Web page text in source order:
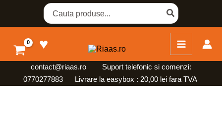
content
Search
for:
♥
contact@riaas.ro
Suport telefonic si comenzi:
0770277883 Livrare la easybox : 20,00 lei fara TVA